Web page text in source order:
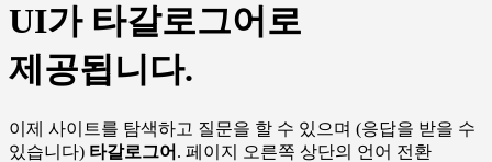
UI가 타갈로그어로
제공됩니다.
이제 사이트를 탐색하고 질문을 할 수 있으며 (응답을 받을 수
있습니다) 타갈로그어 . 페이지 오른쪽 상단의 언어 전환